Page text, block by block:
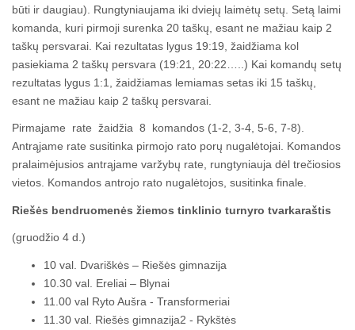
būti ir daugiau). Rungtyniaujama iki dviejų laimėtų setų. Setą laimi
komanda, kuri pirmoji surenka 20 taškų, esant ne mažiau kaip 2
taškų persvarai. Kai rezultatas lygus 19:19, žaidžiama kol
pasiekiama 2 taškų persvara (19:21, 20:22…..) Kai komandų setų
rezultatas lygus 1:1, žaidžiamas lemiamas setas iki 15 taškų,
esant ne mažiau kaip 2 taškų persvarai.
Pirmajame rate žaidžia 8 komandos (1-2, 3-4, 5-6, 7-8).
Antrąjame rate susitinka pirmojo rato porų nugalėtojai. Komandos
pralaimėjusios antrąjame varžybų rate, rungtyniauja dėl trečiosios
vietos. Komandos antrojo rato nugalėtojos, susitinka finale.
Riešės bendruomenės žiemos tinklinio turnyro tvarkaraštis
(gruodžio 4 d.)
10 val. Dvariškės – Riešės gimnazija
10.30 val. Ereliai – Blynai
11.00 val Ryto Aušra - Transformeriai
11.30 val. Riešės gimnazija2 - Rykštės